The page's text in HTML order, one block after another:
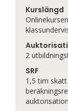
Kurslängd
2
SRF
1,5 tim